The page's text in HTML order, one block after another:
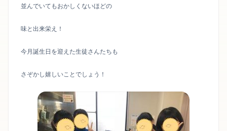
並んでいてもおかしくないほどの
味と出来栄え！
今月誕生日を迎えた生徒さんたちも
さぞかし嬉しいことでしょう！